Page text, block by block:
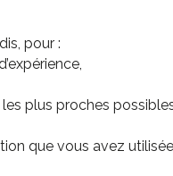
pour :
plus proches
que vous avez